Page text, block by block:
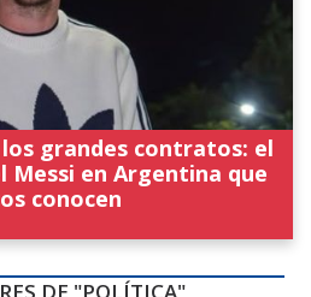
grandes contratos: el
Messi en Argentina que
conocen
DE "POLÍTICA"